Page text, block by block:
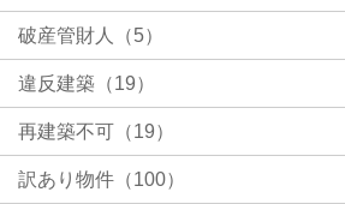
破産管財人（5）
違反建築（19）
再建築不可（19）
訳あり物件（100）